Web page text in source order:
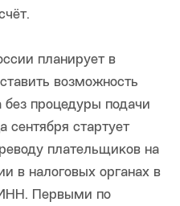
планирует в
возможность
без процедуры подачи
сентября стартует
плательщиков на
в налоговых органах в
Первыми по